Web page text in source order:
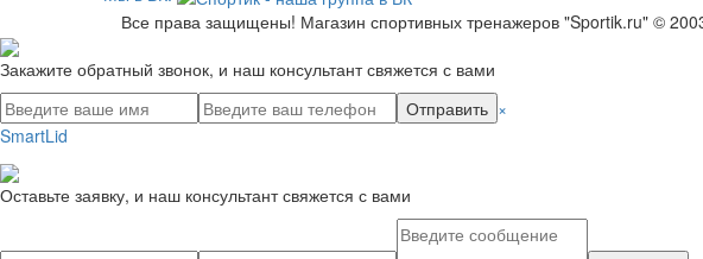
Все права защищены! Магазин спортивных тренажеров "Sportik.ru" ©
Закажите обратный звонок, и наш консультант свяжется с вами
Отправить ×
SmartLid
Оставьте заявку, и наш консультант свяжется с вами